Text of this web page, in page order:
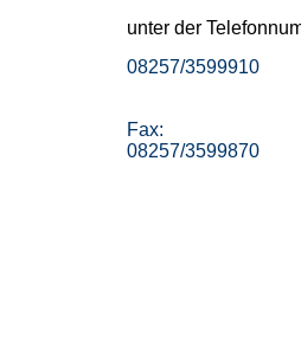
unter der
08257/3599910
Fax:
08257/3599870